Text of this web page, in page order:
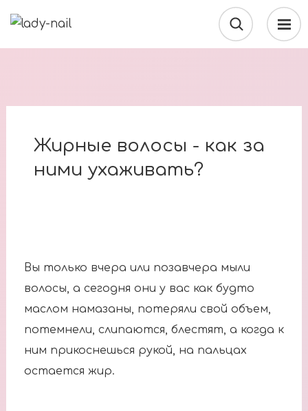
Жирные волосы - как за
ними ухаживать?
Вы только вчера или позавчера мыли
волосы, а сегодня они у вас как будто
маслом намазаны, потеряли свой объем,
потемнели, слипаются, блестят, а когда к
ним прикоснешься рукой, на пальцах
остается жир.